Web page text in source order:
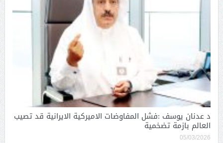
د عدنان يوسف :فشل المفاوضات الاميركية الايرانية قد تصيب
العالم بازمة تضخمية
05/03/2026